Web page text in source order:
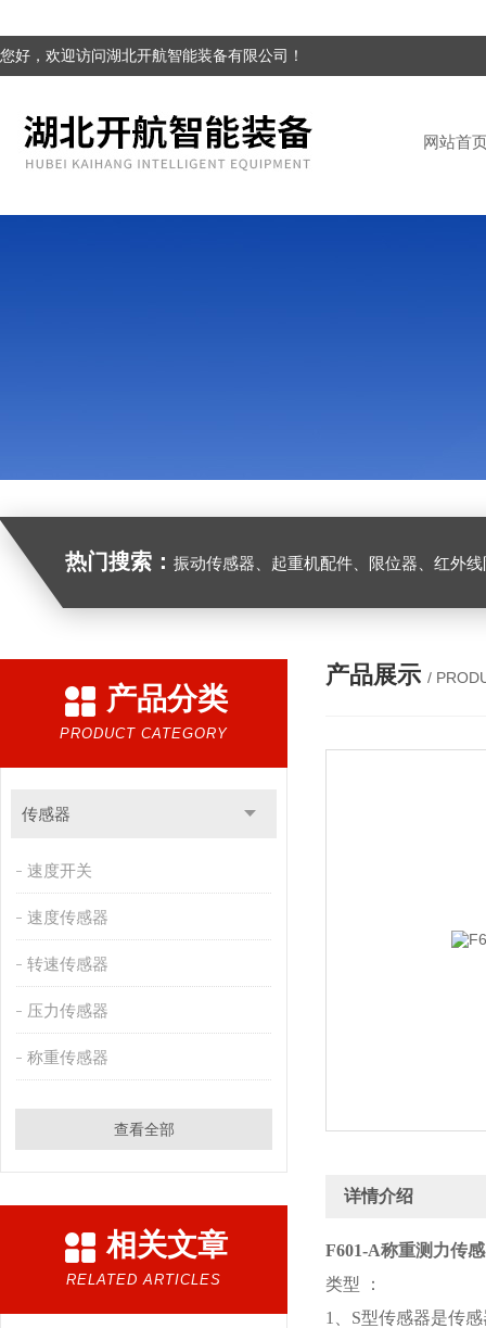
您好，欢迎访问湖北开航智能装备有限公司！
网站首
热门搜索： 振动传感器、起重机配件、限位器、红外线防撞器
产品分类
PRODUCT CATEGORY
传感器
速度开关
速度传感器
转速传感器
压力传感器
称重传感器
查看全部
相关文章
RELATED ARTICLES
产品展示 /
详情介绍
F601-A称重测力传
类型 ：
1、S型传感器是传